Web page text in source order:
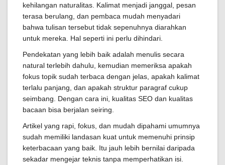
kehilangan naturalitas. Kalimat menjadi janggal, pesan
terasa berulang, dan pembaca mudah menyadari
bahwa tulisan tersebut tidak sepenuhnya diarahkan
untuk mereka. Hal seperti ini perlu dihindari.
Pendekatan yang lebih baik adalah menulis secara
natural terlebih dahulu, kemudian memeriksa apakah
fokus topik sudah terbaca dengan jelas, apakah kalimat
terlalu panjang, dan apakah struktur paragraf cukup
seimbang. Dengan cara ini, kualitas SEO dan kualitas
bacaan bisa berjalan seiring.
Artikel yang rapi, fokus, dan mudah dipahami umumnya
sudah memiliki landasan kuat untuk memenuhi prinsip
keterbacaan yang baik. Itu jauh lebih bernilai daripada
sekadar mengejar teknis tanpa memperhatikan isi.